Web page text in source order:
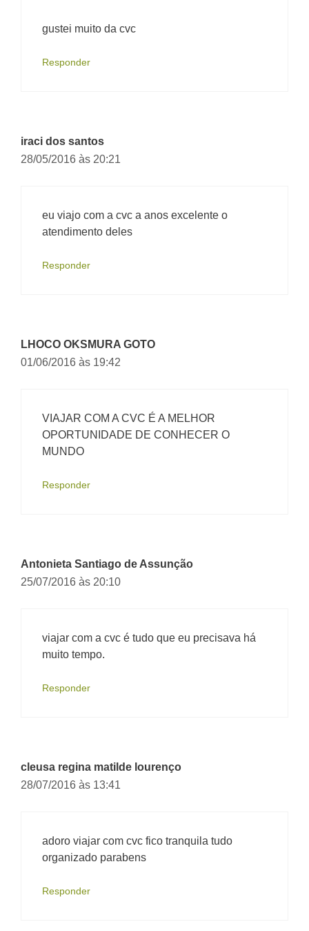
gustei muito da cvc
Responder
iraci dos santos
28/05/2016 às 20:21
eu viajo com a cvc a anos excelente o
atendimento deles
Responder
LHOCO OKSMURA GOTO
01/06/2016 às 19:42
VIAJAR COM A CVC É A MELHOR
OPORTUNIDADE DE CONHECER O
MUNDO
Responder
Antonieta Santiago de Assunção
25/07/2016 às 20:10
viajar com a cvc é tudo que eu precisava há
muito tempo.
Responder
cleusa regina matilde lourenço
28/07/2016 às 13:41
adoro viajar com cvc fico tranquila tudo
organizado parabens
Responder